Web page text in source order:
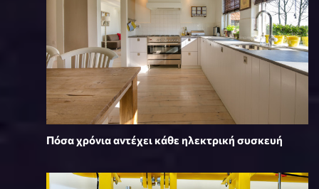
Πόσα χρόνια αντέχει κάθε ηλεκτρική συσκευή